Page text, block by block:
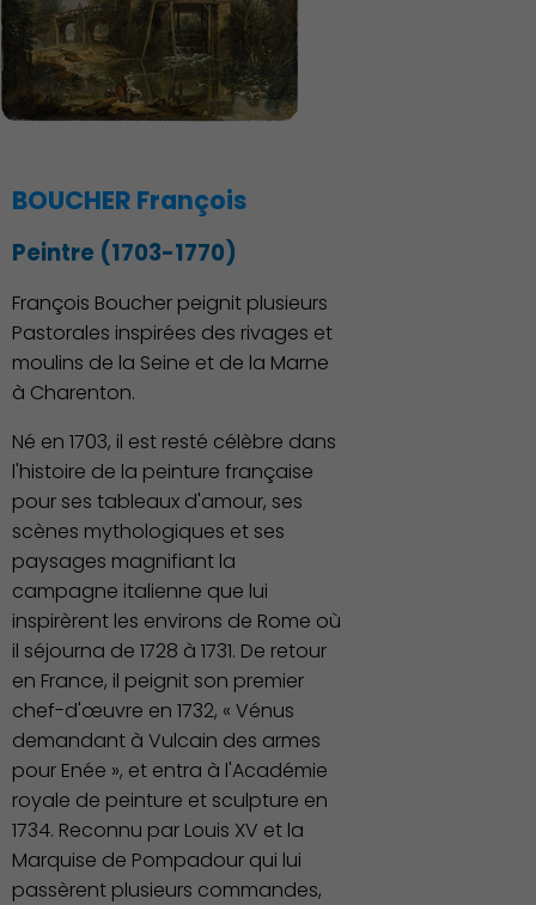
vie
BOUCHER François
Peintre (1703-1770)
François Boucher peignit plusieurs
Pastorales inspirées des rivages et
moulins de la Seine et de la Marne
à Charenton.
Né en 1703, il est resté célèbre dans
l'histoire de la peinture française
pour ses tableaux d'amour, ses
scènes mythologiques et ses
paysages magnifiant la
campagne italienne que lui
inspirèrent les environs de Rome où
il séjourna de 1728 à 1731. De retour
en France, il peignit son premier
chef-d'œuvre en 1732, « Vénus
demandant à Vulcain des armes
pour Enée », et entra à l'Académie
royale de peinture et sculpture en
1734. Reconnu par Louis XV et la
Marquise de Pompadour qui lui
passèrent plusieurs commandes,